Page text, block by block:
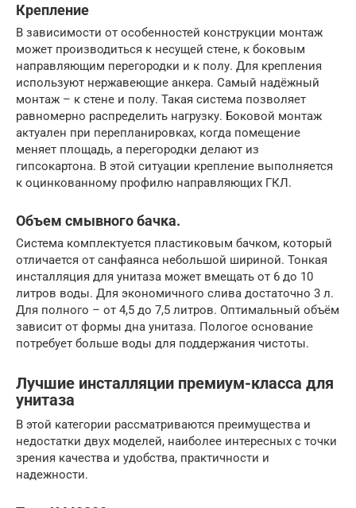
Крепление
В зависимости от особенностей конструкции монтаж
может производиться к несущей стене, к боковым
направляющим перегородки и к полу. Для крепления
используют нержавеющие анкера. Самый надёжный
монтаж – к стене и полу. Такая система позволяет
равномерно распределить нагрузку. Боковой монтаж
актуален при перепланировках, когда помещение
меняет площадь, а перегородки делают из
гипсокартона. В этой ситуации крепление выполняется
к оцинкованному профилю направляющих ГКЛ.
Объем смывного бачка.
Система комплектуется пластиковым бачком, который
отличается от санфаянса небольшой шириной. Тонкая
инсталляция для унитаза может вмещать от 6 до 10
литров воды. Для экономичного слива достаточно 3 л.
Для полного – от 4,5 до 7,5 литров. Оптимальный объём
зависит от формы дна унитаза. Пологое основание
потребует больше воды для поддержания чистоты.
Лучшие инсталляции премиум-класса для
унитаза
В этой категории рассматриваются преимущества и
недостатки двух моделей, наиболее интересных с точки
зрения качества и удобства, практичности и
надежности.